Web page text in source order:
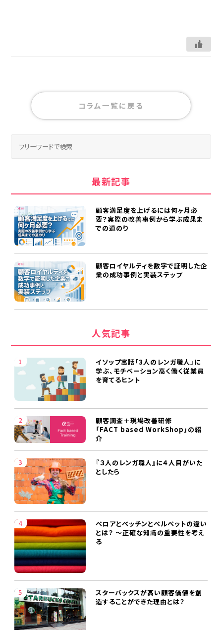
コラム一覧に戻る
最新記事
顧客満足度を上げるには何ヶ月必
要？実際の改善事例から学ぶ成果ま
での道のり
顧客ロイヤルティを数字で証明した企
業の成功事例と実装ステップ
人気記事
イソップ寓話「3人のレンガ職人」に
学ぶ、モチベーション高く働く従業員
を育てるヒント
顧客調査＋現場改善研修
「FACT based WorkShop」の紹
介
『３人のレンガ職人』に４人目がいた
としたら
ベロアとベッチンとベルベットの違い
とは？ ～正確な知識の重要性を考え
る
スターバックスが高い顧客価値を創
造することができた理由とは？